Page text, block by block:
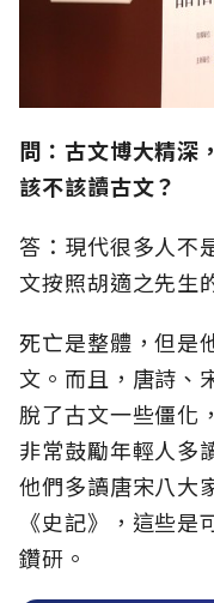
問：古文博大精深
該不該讀古文？
答：現代很多人不
文按照胡適之先生
死亡是整體，但是
文。而且，唐詩、
脫了古文一些僵化
非常鼓勵年輕人多
他們多讀唐宋八大
《史記》，這些
鑽研。